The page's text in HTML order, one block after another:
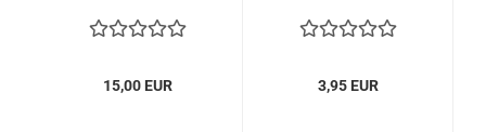
15,00 EUR 3,95 EUR